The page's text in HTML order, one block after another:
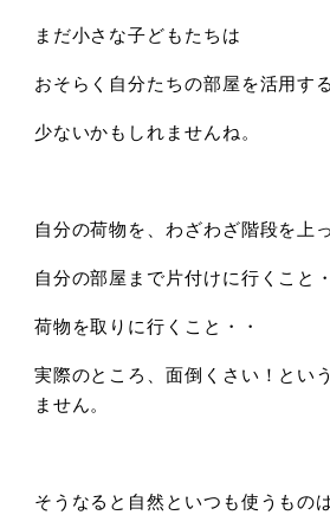
まだ小さな子どもたちは
おそらく自分たちの部屋を活用す
少ないかもしれませんね。
自分の荷物を、わざわざ階段を上
自分の部屋まで片付けに行くこと
荷物を取りに行くこと・・
実際のところ、面倒くさい！とい
ません。
そうなると自然といつも使うもの